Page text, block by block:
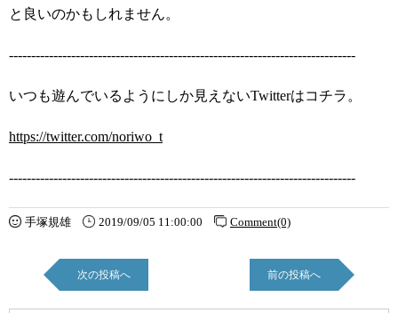
と良いのかもしれません。
------------------------------------------------------------------------------
いつも遊んでいるようにしか見えないTwitterはコチラ。
https://twitter.com/noriwo_t
------------------------------------------------------------------------------
手塚規雄 2019/09/05 11:00:00 Comment(0)
次の投稿へ 前の投稿へ